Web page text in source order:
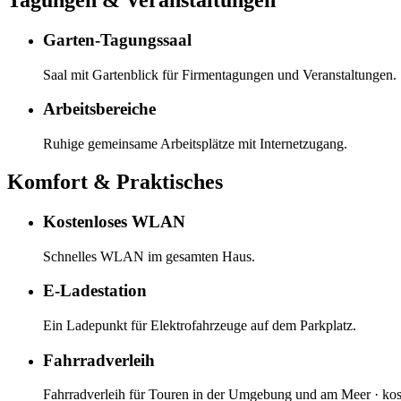
Garten-Tagungssaal
Saal mit Gartenblick für Firmentagungen und Veranstaltungen.
Arbeitsbereiche
Ruhige gemeinsame Arbeitsplätze mit Internetzugang.
Komfort & Praktisches
Kostenloses WLAN
Schnelles WLAN im gesamten Haus.
E-Ladestation
Ein Ladepunkt für Elektrofahrzeuge auf dem Parkplatz.
Fahrradverleih
Fahrradverleih für Touren in der Umgebung und am Meer ·